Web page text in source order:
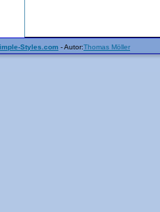
Styles.com - Autor:Thomas Möller